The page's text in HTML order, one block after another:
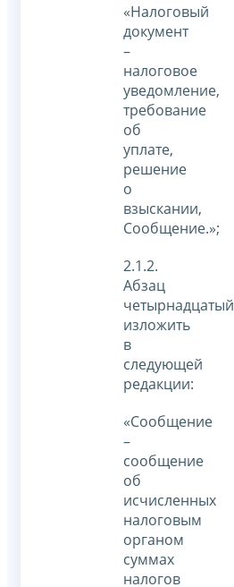
«Налоговый
документ
–
налоговое
уведомление,
требование
об
уплате,
решение
о
взыскании,
Сообщение.»;
2.1.2.
Абзац
четырнадцатый
изложить
в
следующей
редакции:
«Сообщение
–
сообщение
об
исчисленных
налоговым
органом
суммах
налогов